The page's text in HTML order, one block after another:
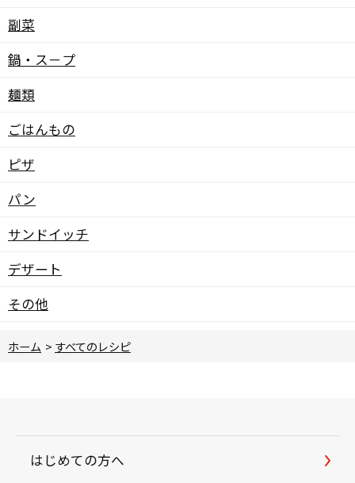
副菜
鍋・ス－プ
麺類
ごはんもの
ピザ
パン
サンドイッチ
デザート
その他
ホーム > すべてのレシピ
はじめての方へ